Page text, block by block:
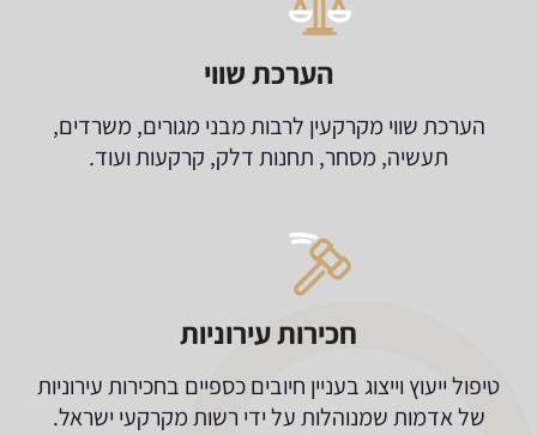
הערכת שווי
הערכת שווי מקרקעין לרבות מבני מגורים, משרדים,
תעשיה, מסחר, תחנות דלק, קרקעות ועוד.
חכירות עירוניות
טיפול ייעוץ וייצוג בעניין חיובים כספיים בחכירות עירוניות
של אדמות שמנוהלות על ידי רשות מקרקעי ישראל.